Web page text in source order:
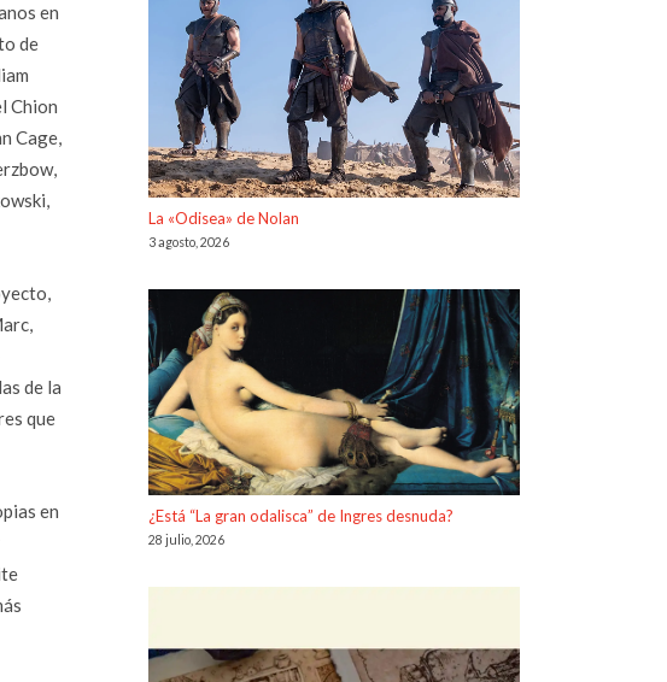
en
de
Chion
Cage,
de la
que
en
La «Odisea» de Nolan
3 agosto, 2026
¿Está “La gran odalisca” de Ingres desnuda?
28 julio, 2026